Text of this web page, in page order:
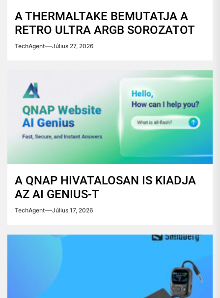
A THERMALTAKE BEMUTATJA A
RETRO ULTRA ARGB SOROZATOT
TechAgent Július 27, 2026
A QNAP HIVATALOSAN IS KIADJA
AZ AI GENIUS-T
TechAgent Július 17, 2026